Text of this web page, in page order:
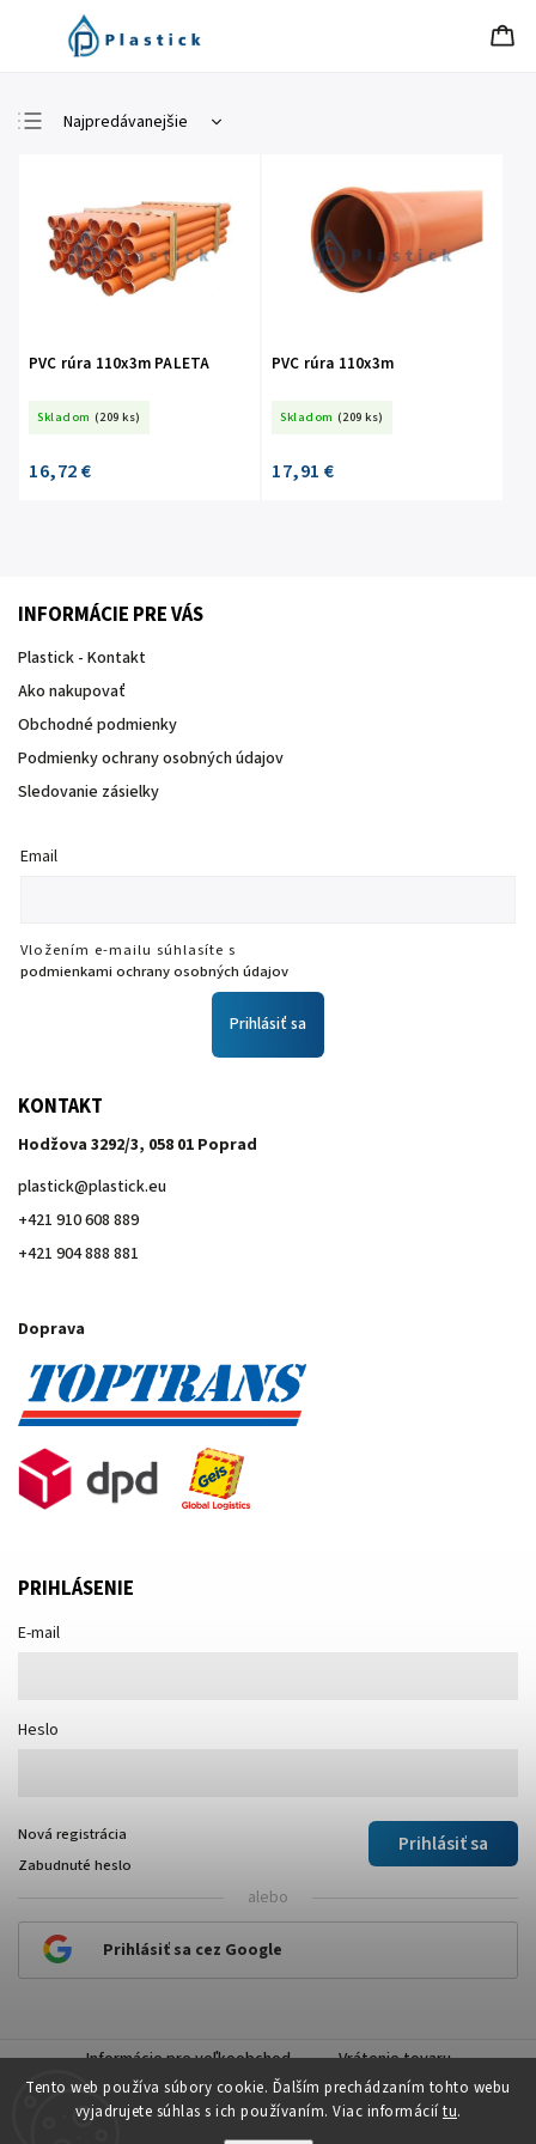
Tento web používa súbory cookie. Ďalším prechádzaním tohto webu
vyjadrujete súhlas s ich používaním. Viac informácií tu.
Najpredávanejšie
Najdrahšie
Abecedne
PVC rúra 110x3m PALETA
Skladom (209 ks)
16,72 €
PVC rúra 110x3m
Skladom (209 ks)
17,91 €
INFORMÁCIE PRE VÁS
Plastick - Kontakt
Ako nakupovať
Obchodné podmienky
Podmienky ochrany osobných údajov
Sledovanie zásielky
Email
Vložením e-mailu súhlasíte s
podmienkami ochrany osobných údajov
Prihlásiť sa
KONTAKT
Hodžova 3292/3, 058 01 Poprad
plastick@plastick.eu
+421 910 608 889
+421 904 888 881
Doprava
PRIHLÁSENIE
E-mail
Heslo
Prihlásiť sa
Nová registrácia
Zabudnuté heslo
alebo
Prihlásiť sa cez Google
Informácie pre veľkoobchod Vrátenie tovaru